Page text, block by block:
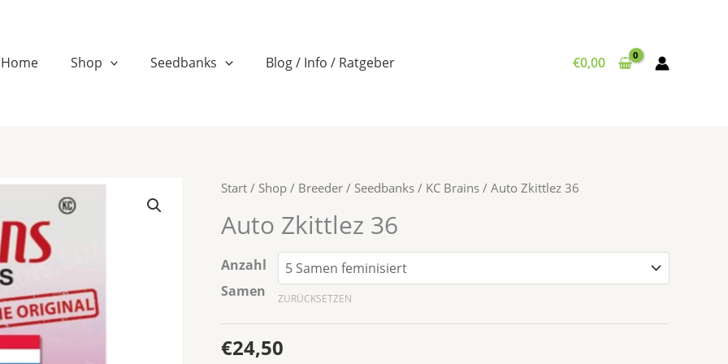
Home Shop Seedbanks Blog / Info / Ratgeber €0,00
Start / Shop / Breeder / Seedbanks / KC Brains / Auto Zkittlez 36
Auto Zkittlez 36
Anzahl
Samen
ZURÜCKSETZEN
€24,50
Auto
36